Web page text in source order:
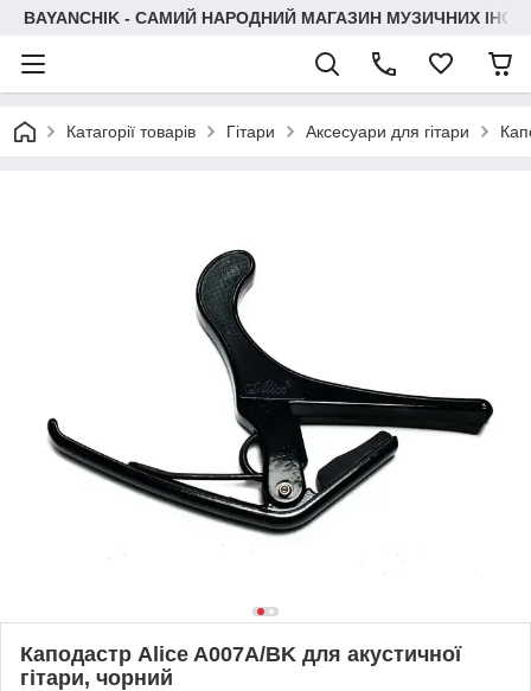
BAYANCHIK - САМИЙ НАРОДНИЙ МАГАЗИН МУЗИЧНИХ
Катагорії товарів Гітари Аксесуари для гітари
Каподастр Alice A007A/BK для акустичної
гітари, чорний